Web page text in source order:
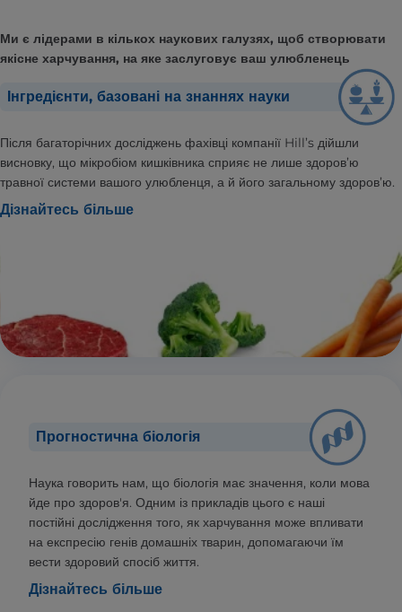
Ми є лідерами в кількох наукових галузях, щоб створювати
якісне харчування, на яке заслуговує ваш улюбленець
Інгредієнти, базовані на знаннях науки
Після багаторічних досліджень фахівці компанії Hill’s дійшли
висновку, що мікробіом кишківника сприяє не лише здоров’ю
травної системи вашого улюбленця, а й його загальному здоров’ю.
Дізнайтесь більше
Прогностична біологія
Наука говорить нам, що біологія має значення, коли мова
йде про здоров'я. Одним із прикладів цього є наші
постійні дослідження того, як харчування може впливати
на експресію генів домашніх тварин, допомагаючи їм
вести здоровий спосіб життя.
Дізнайтесь більше